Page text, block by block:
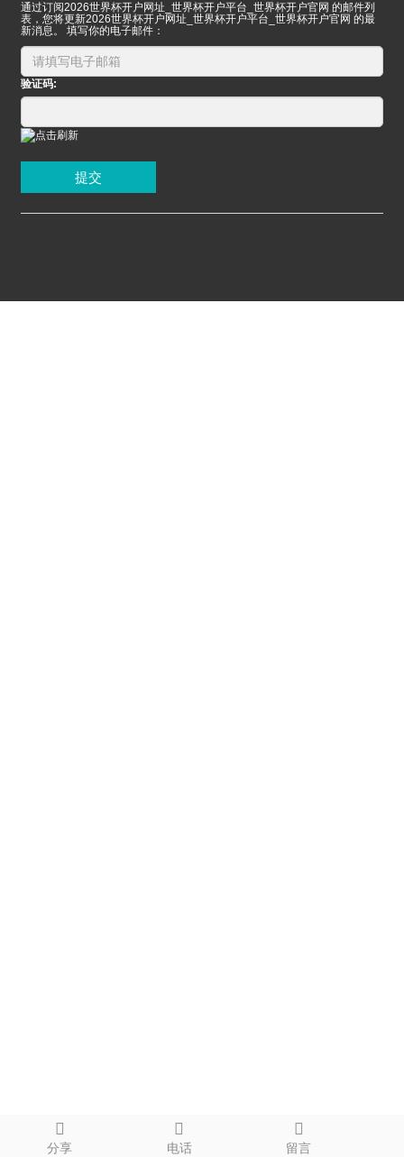
分享 电话 留言
通过订阅2026世界杯开户网址_世界杯开户平台_世界杯开户官网 的邮件列
表，您将更新2026世界杯开户网址_世界杯开户平台_世界杯开户官网 的最
新消息。 填写你的电子邮件：
验证码:
提交